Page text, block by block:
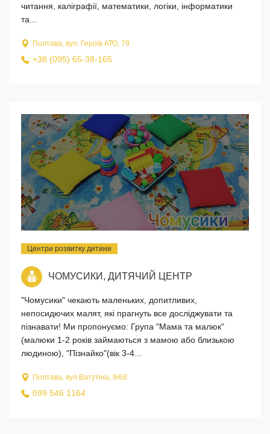
читання, каліграфії, математики, логіки, інформатики
та...
Полтава, вул. Героїв АТО, 79
+38 (095) 65-38-165
Центри розвитку дитини
ЧОМУСИКИ, ДИТЯЧИЙ ЦЕНТР
"Чомусики" чекають маленьких, допитливих,
непосидючих малят, які прагнуть все досліджувати та
пізнавати! Ми пропонуємо: Група "Мама та малюк"
(малюки 1-2 років займаються з мамою або близькою
людиною), "Пізнайко"(вік 3-4...
Полтава, вул.Ватутіна, 9/68
099 546 1164